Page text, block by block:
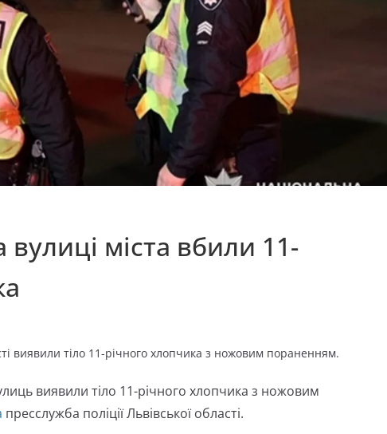
міста вбили 11-
виявили тіло 11-річного хлопчика з ножовим пораненням.
виявили тіло 11-річного хлопчика з ножовим
пресслужба поліції Львівської області.